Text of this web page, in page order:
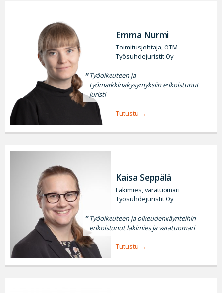
Emma Nurmi
Toimitusjohtaja, OTM
Työsuhdejuristit Oy
Työoikeuteen ja
työmarkkinakysymyksiin erikoistunut
juristi
Tutustu
Kaisa Seppälä
Lakimies, varatuomari
Työsuhdejuristit Oy
Työoikeuteen ja oikeudenkäynteihin
erikoistunut lakimies ja varatuomari
Tutustu